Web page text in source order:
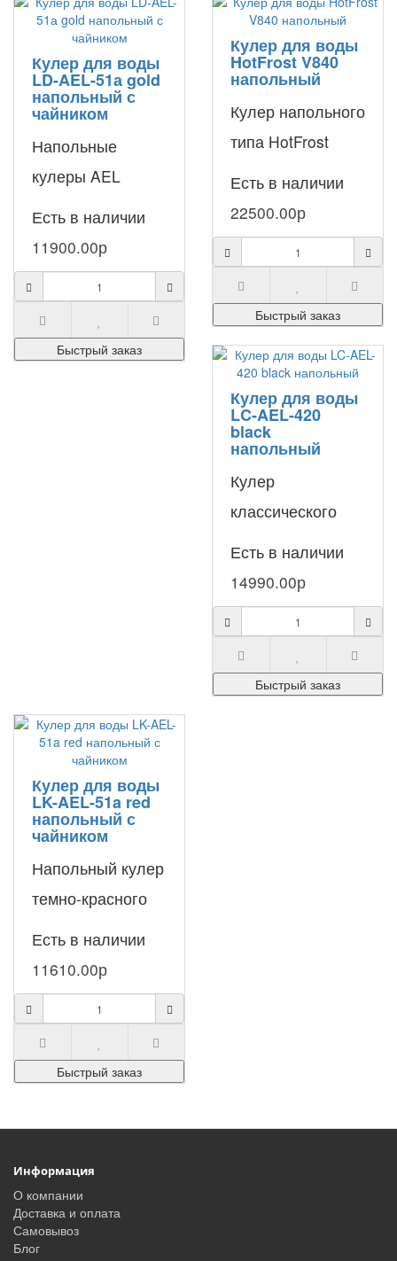
Кулер для воды
LD-AEL-51а gold
напольный с
чайником
Напольные
кулеры AEL
рядом не только
обычных
модификаций, но
и с чайным
Есть в наличии
11900.00р
Быстрый заказ
Кулер для воды
HotFrost V840
напольный
Кулер напольного
типа HotFrost
функциональный
аппарат для
раздачи бутилир..
Есть в наличии
22500.00р
Быстрый заказ
Кулер для воды
LC-AEL-420
black
напольный
Кулер
классического
напольный,
функциональный
аппарат с
загрузкой б..
Есть в наличии
14990.00р
Быстрый заказ
Кулер для воды
LK-AEL-51a red
напольный с
чайником
Напольный кулер
темно-красного
чайника – LK-AEL-
51a red. Этот
стильный кулер
н..
Есть в наличии
11610.00р
Быстрый заказ
Информация
О компании
Доставка и оплата
Самовывоз
Блог